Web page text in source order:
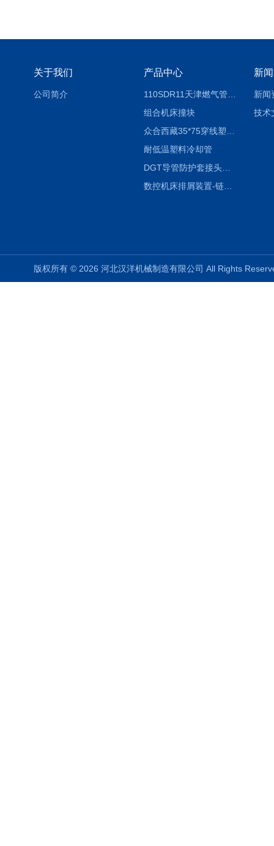
关于我们
公司简介
产品中心
组合机床撞块
耐低温塑料冷却管
DGT导管防护套接头形式与参数
数控机床排屑装置-链板式排屑机
新
新闻
技术
版权所有 © 2026 河北汉洋机械制造有限公司 All Rights